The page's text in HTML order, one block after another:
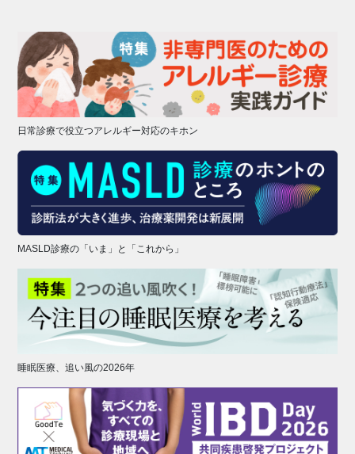
日常診療で役立つアレルギー対応のキホン
MASLD診療の「いま」と「これから」
睡眠医療、追い風の2026年